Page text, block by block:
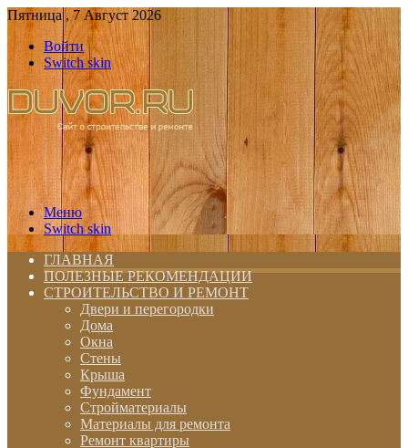
Пятница , 7 Август 2026
Войти
Switch skin
Меню
Switch skin
ГЛАВНАЯ
ПОЛЕЗНЫЕ РЕКОМЕНДАЦИИ
СТРОИТЕЛЬСТВО И РЕМОНТ
Двери и перегородки
Дома
Окна
Стены
Крыша
Фундамент
Стройматериалы
Материалы для ремонта
Ремонт квартиры